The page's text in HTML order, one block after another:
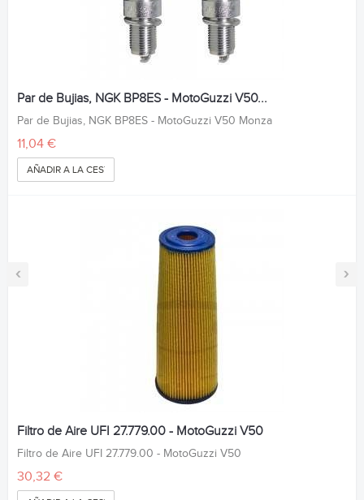
‹ ›
Par de Bujias, NGK BP8ES - MotoGuzzi V50...
Par de Bujias, NGK BP8ES - MotoGuzzi V50 Monza
11,04 €
AÑADIR A LA CESTA
Filtro de Aire UFI 27.779.00 - MotoGuzzi V50
Filtro de Aire UFI 27.779.00 - MotoGuzzi V50
30,32 €